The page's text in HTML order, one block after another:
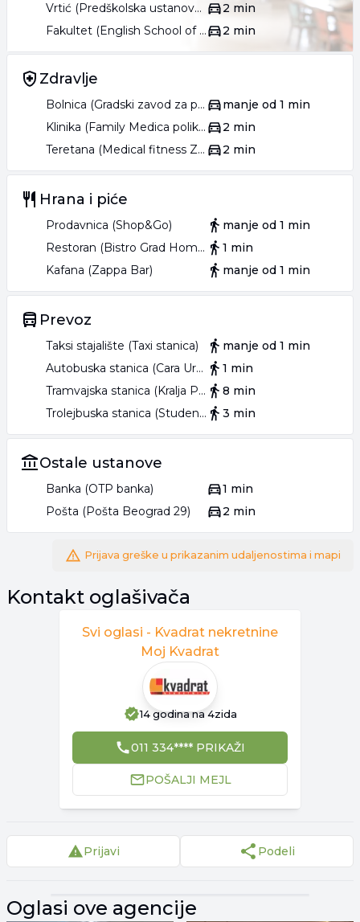
Vrtić (Predškolska ustanova Dečiji dani Stari grad)
2 min
Fakultet (English School of Business)
2 min
Zdravlje
Bolnica (Gradski zavod za plućne bolesti i tuberkulozu)
manje od 1 min
Klinika (Family Medica poliklinika)
2 min
Teretana (Medical fitness Zdrav svet)
2 min
Hrana i piće
Prodavnica (Shop&Go)
manje od 1 min
Restoran (Bistro Grad Hometown Food)
1 min
Kafana (Zappa Bar)
manje od 1 min
Prevoz
Taksi stajalište (Taxi stanica)
manje od 1 min
Autobuska stanica (Cara Uroša)
1 min
Tramvajska stanica (Kralja Petra)
8 min
Trolejbuska stanica (Studentski trg)
3 min
Ostale ustanove
Banka (OTP banka)
1 min
Pošta (Pošta Beograd 29)
2 min
Prijava greške u prikazanim udaljenostima i mapi
Kontakt oglašivača
Svi oglasi - Kvadrat nekretnine
Moj Kvadrat
14 godinana 4zida
011 334**** PRIKAŽI
POŠALJI MEJL
Prijavi Podeli
Oglasi ove agencije